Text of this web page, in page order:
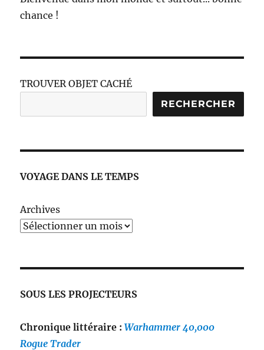
chance !
TROUVER OBJET CACHÉ
RECHERCHER
VOYAGE DANS LE TEMPS
Archives
SOUS LES PROJECTEURS
Chronique littéraire :Warhammer 40,000
Rogue Trader